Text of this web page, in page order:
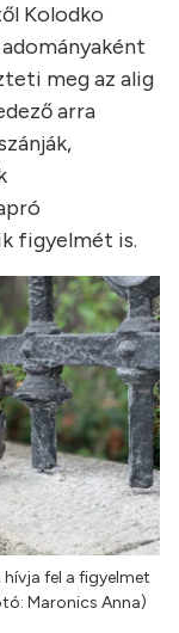
Kolodko
meg az alig
arra
figyelmét is.
fel a figyelmet
Maronics Anna)